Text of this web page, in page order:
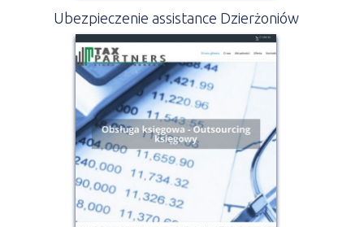
Ubezpieczenie assistance Dzierżoniów